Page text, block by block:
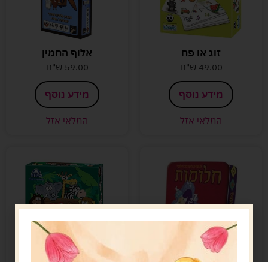
זוג או פח
49.00 ש"ח
מידע נוסף
המלאי אזל
אלוף החמין
59.00 ש"ח
מידע נוסף
המלאי אזל